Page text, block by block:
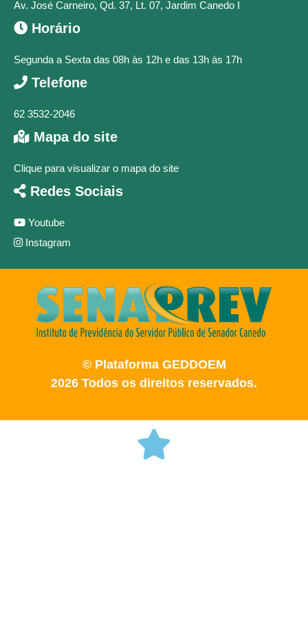
Av. José Carneiro, Qd. 37, Lt. 07, Jardim Canedo I
Horário
Segunda a Sexta das 08h às 12h e das 13h às 17h
Telefone
62 3532-2046
Mapa do site
Clique para visualizar o mapa do site
Redes Sociais
Youtube
Instagram
© Plataforma GEDDOEM
2026 Todos os direitos reservados.